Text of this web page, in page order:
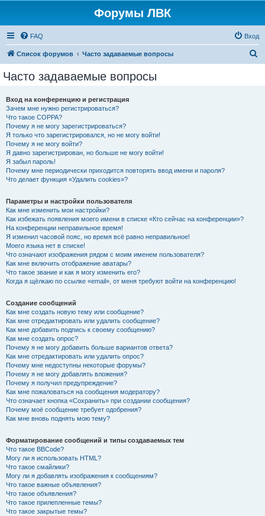
Форумы ЛВК
FAQ Вход
Список форумов Часто задаваемые вопросы
Часто задаваемые вопросы
Вход на конференцию и регистрация
Зачем мне нужно регистрироваться?
Что такое COPPA?
Почему я не могу зарегистрироваться?
Я только что зарегистрировался, но не могу войти!
Почему я не могу войти?
Я давно зарегистрирован, но больше не могу войти!
Я забыл пароль!
Почему мне периодически приходится повторять ввод имени и пароля?
Что делает функция «Удалить cookies»?
Параметры и настройки пользователя
Как мне изменить мои настройки?
Как избежать появления моего имени в списке «Кто сейчас на конференции»?
На конференции неправильное время!
Я изменил часовой пояс, но время всё равно неправильное!
Моего языка нет в списке!
Что означают изображения рядом с моим именем пользователя?
Как мне включить отображение аватары?
Что такое звание и как я могу изменить его?
Когда я щёлкаю по ссылке «email», от меня требуют войти на конференцию!
Создание сообщений
Как мне создать новую тему или сообщение?
Как мне отредактировать или удалить сообщение?
Как мне добавить подпись к своему сообщению?
Как мне создать опрос?
Почему я не могу добавить больше вариантов ответа?
Как мне отредактировать или удалить опрос?
Почему мне недоступны некоторые форумы?
Почему я не могу добавлять вложения?
Почему я получил предупреждение?
Как мне пожаловаться на сообщения модератору?
Что означает кнопка «Сохранить» при создании сообщения?
Почему моё сообщение требует одобрения?
Как мне вновь поднять мою тему?
Форматирование сообщений и типы создаваемых тем
Что такое BBCode?
Могу ли я использовать HTML?
Что такое смайлики?
Могу ли я добавлять изображения к сообщениям?
Что такое важные объявления?
Что такое объявления?
Что такое прилепленные темы?
Что такое закрытые темы?